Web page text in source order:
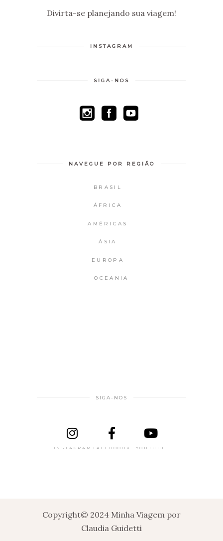
Divirta-se planejando sua viagem!
INSTAGRAM
SIGA-NOS
NAVEGUE POR REGIÃO
BRASIL
ÁFRICA
AMÉRICAS
ÁSIA
EUROPA
OCEANIA
SIGA-NOS
INSTAGRAM FACEBOOOK YOUTUBE
Copyright© 2024 Minha Viagem por
Claudia Guidetti